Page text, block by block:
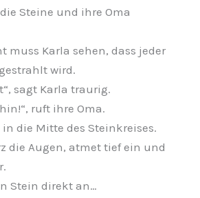
Steine und ihre Oma
muss Karla sehen, dass jeder
wird.
sagt Karla traurig.
ruft ihre Oma.
die Mitte des Steinkreises.
die Augen, atmet tief ein und
Stein direkt an…